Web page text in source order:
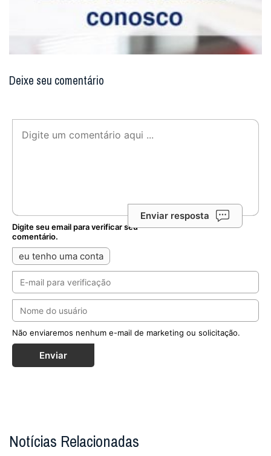
Deixe seu comentário
Enviar resposta
Digite seu email para verificar seu
comentário.
eu tenho uma conta
Não enviaremos nenhum e-mail de marketing ou solicitação.
Enviar
Notícias Relacionadas